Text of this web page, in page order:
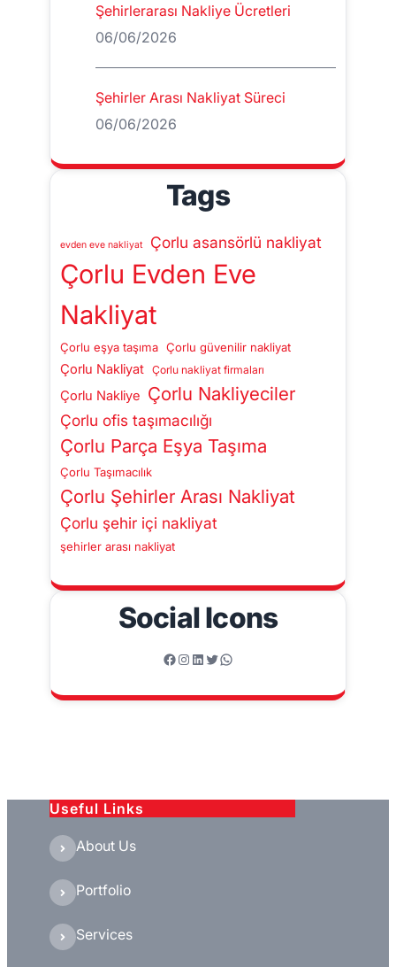
Şehirlerarası Nakliye Ücretleri
06/06/2026
Şehirler Arası Nakliyat Süreci
06/06/2026
Tags
evden eve nakliyat Çorlu asansörlü nakliyat
Çorlu Evden Eve
Nakliyat
Çorlu eşya taşıma Çorlu güvenilir nakliyat
Çorlu Nakliyat Çorlu nakliyat firmaları
Çorlu Nakliye Çorlu Nakliyeciler
Çorlu ofis taşımacılığı
Çorlu Parça Eşya Taşıma
Çorlu Taşımacılık
Çorlu Şehirler Arası Nakliyat
Çorlu şehir içi nakliyat
şehirler arası nakliyat
Social Icons
Facebook Instagram LinkedIn Twitter WhatsApp
Useful Links
About Us
Portfolio
Services